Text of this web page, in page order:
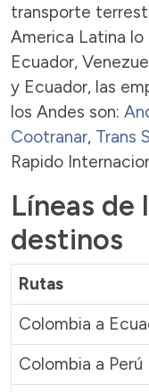
transporte
America Latina
Ecuador,
y Ecuador, las
los Andes son:
Cootranar, Trans
Rapido
Líneas de
destinos
Rutas
Colombia a
Colombia a Perú